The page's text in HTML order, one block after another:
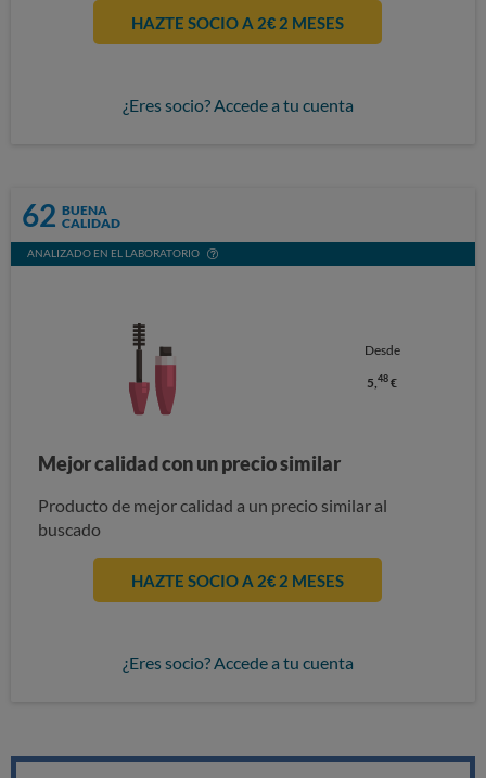
HAZTE SOCIO A 2€ 2 MESES
¿Eres socio? Accede a tu cuenta
62 BUENA
CALIDAD
ANALIZADO EN EL LABORATORIO
Desde
5,48 €
Mejor calidad con un precio similar
Producto de mejor calidad a un precio similar al
buscado
HAZTE SOCIO A 2€ 2 MESES
¿Eres socio? Accede a tu cuenta